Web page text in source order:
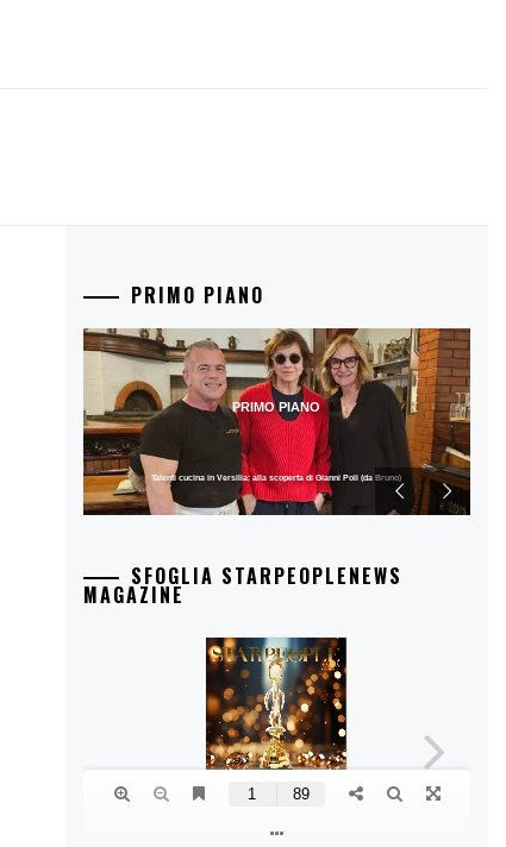
PRIMO PIANO
Talenti cucina in Versilia: alla scoperta di Gianni Poli (da Bruno)
PRIMO PIANO
SFOGLIA STARPEOPLENEWS
MAGAZINE